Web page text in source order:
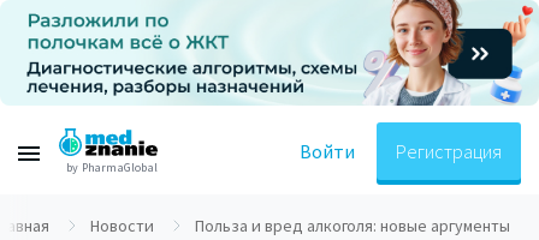
by PharmaGlobal
Войти Регистрация
Новости Польза и вред алкоголя: новые аргументы